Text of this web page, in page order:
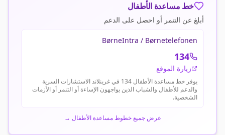
خط مساعدة الأطفال
أبلغ عن التنمر أو احصل على الدعم
BørneIntra / Børnetelefonen
134
زيارة الموقع
يوفر خط مساعدة الأطفال 134 في غرينلاند الاستشارات السرية
والدعم للأطفال والشباب الذين يواجهون الإساءة أو التنمر أو الأزمات
الشخصية.
عرض جميع خطوط مساعدة الأطفال →